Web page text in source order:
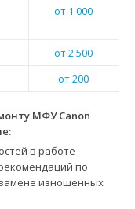
от 1 000
от 2 500
от 200
МФУ Canon
в работе
по
изношенных